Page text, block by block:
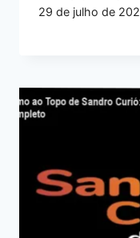
29 de julho de